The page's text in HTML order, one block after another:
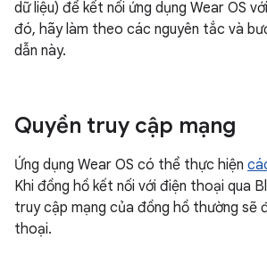
dữ liệu) để kết nối ứng dụng Wear OS
đó, hãy làm theo các nguyên tắc và
dẫn này.
Quyền truy cập mạng
Ứng dụng Wear OS có thể thực hiện
Khi đồng hồ kết nối với điện thoại qua
truy cập mạng của đồng hồ thường sẽ
thoại.